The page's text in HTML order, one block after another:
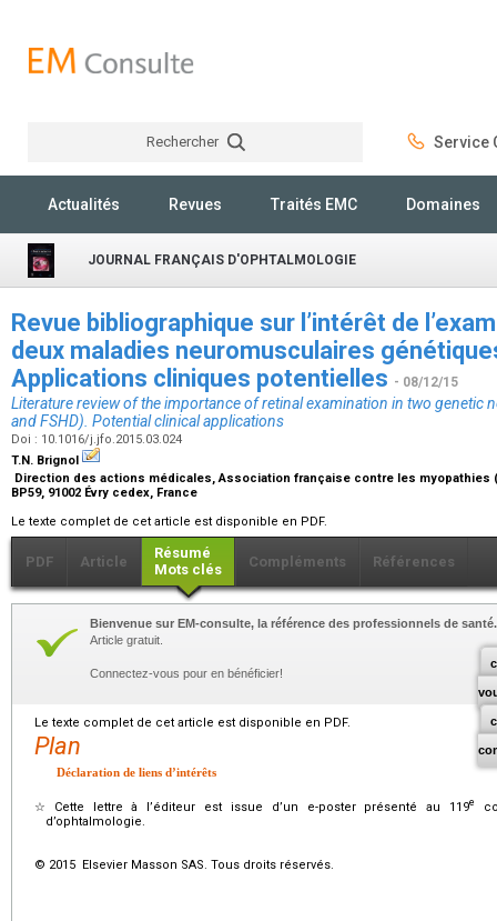
Rechercher Service
Actualités Revues Traités EMC Domaines
JOURNAL FRANÇAIS D'OPHTALMOLOGIE
Revue bibliographique sur l’intérêt de
deux maladies neuromusculaires
Applications cliniques potentielles - 08/12/15
Literature review of the importance of retinal examination in two genetic
and FSHD). Potential clinical applications
Doi : 10.1016/j.jfo.2015.03.024
T.N. Brignol
Direction des actions médicales, Association française contre les myopathies
BP59, 91002 Évry cedex, France
Le texte complet de cet article est disponible en PDF.
PDF Article
Résumé
Mots clés
Compléments Références
Bienvenue sur EM-consulte, la référence des professionnels de santé.
Article gratuit.
Connectez-vous pour en bénéficier!
Le texte complet de cet article est disponible en PDF.
Plan
Déclaration de liens d’intérêts
☆ Cette lettre à l’éditeur est issue d’un e-poster présenté au 119e
d’ophtalmologie.
© 2015 Elsevier Masson SAS. Tous droits réservés.